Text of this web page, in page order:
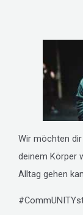
Wir möchten
deinem Körper
Alltag gehen